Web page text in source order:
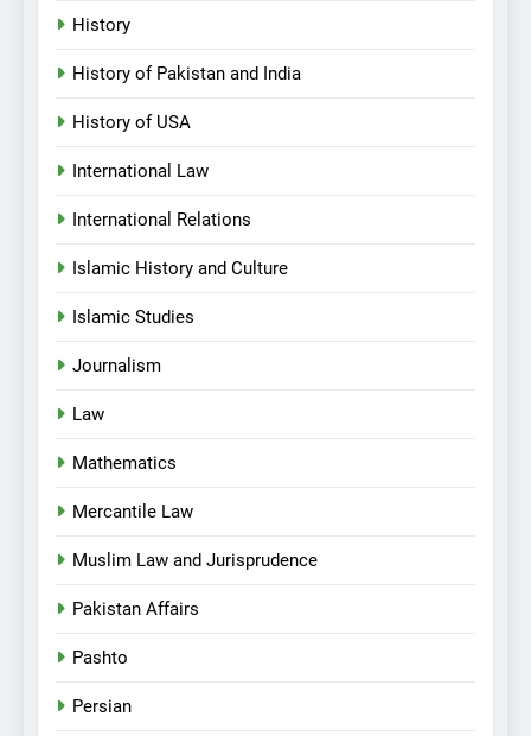
History
History of Pakistan and India
History of USA
International Law
International Relations
Islamic History and Culture
Islamic Studies
Journalism
Law
Mathematics
Mercantile Law
Muslim Law and Jurisprudence
Pakistan Affairs
Pashto
Persian